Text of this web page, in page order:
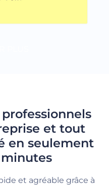
et tout
en seulement
et agréable grâce à